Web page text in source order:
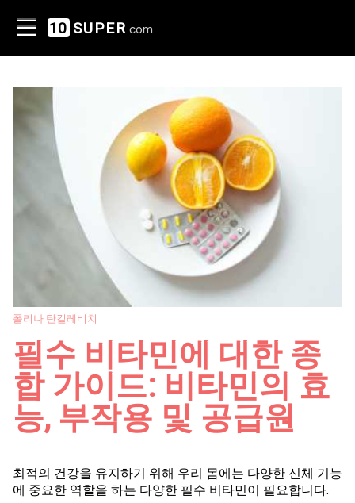
10 SUPER .com
폴리나 탄킬레비치
필수 비타민에 대한 종
합 가이드: 비타민의 효
능, 부작용 및 공급원
최적의 건강을 유지하기 위해 우리 몸에는 다양한 신체 기능
에 중요한 역할을 하는 다양한 필수 비타민이 필요합니다.